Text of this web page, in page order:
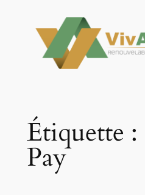
contenu
Étiquette :
Pay